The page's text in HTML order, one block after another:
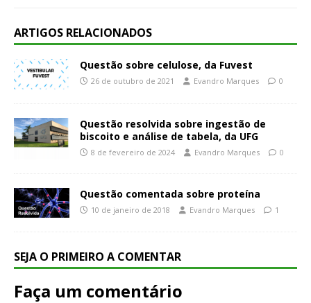
ARTIGOS RELACIONADOS
Questão sobre celulose, da Fuvest
26 de outubro de 2021 Evandro Marques 0
Questão resolvida sobre ingestão de
biscoito e análise de tabela, da UFG
8 de fevereiro de 2024 Evandro Marques 0
Questão comentada sobre proteína
10 de janeiro de 2018 Evandro Marques 1
SEJA O PRIMEIRO A COMENTAR
Faça um comentário